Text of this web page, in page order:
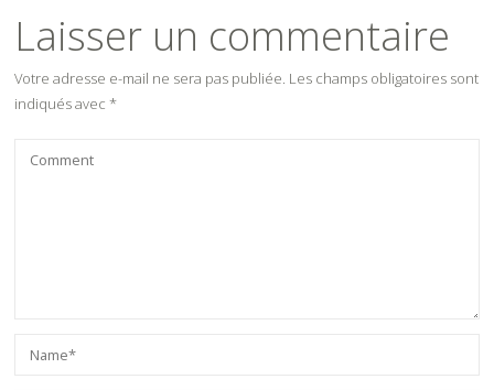
Laisser un commentaire
Votre adresse e-mail ne sera pas publiée. Les champs obligatoires sont
indiqués avec*